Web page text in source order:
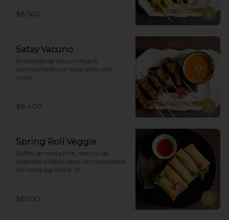
$8.500
Satay Vacuno
Brochetas de Vacuno al grill,
acompañado con salsa satay con
maní.
$8.400
Spring Roll Veggie
Rollito de masa frita, rellenos de
vegetales y fideos fansi, acompañados
con salsa agridulce. (5)
$6.900